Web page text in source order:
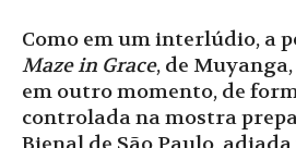
Como em um interlúdio, a
Maze in Grace, de
em outro momento, de
controlada na mostra